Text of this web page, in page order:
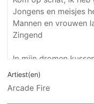
Artiest(en)
Arcade Fire